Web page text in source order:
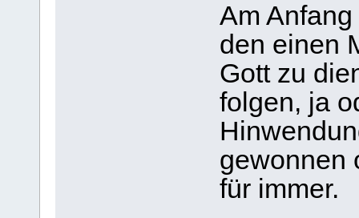
Am
den einen
Gott zu
folgen, ja
gewonnen
für immer.